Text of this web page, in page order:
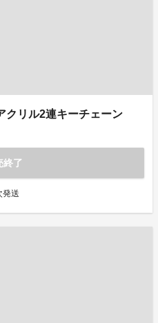
リル2連キーチェーン
終了
発送